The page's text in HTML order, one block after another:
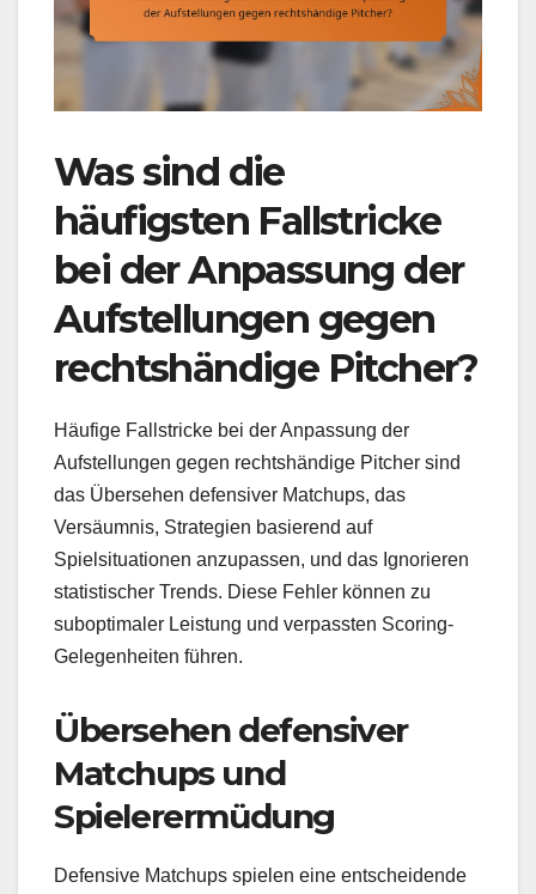
Was sind die
häufigsten Fallstricke
bei der Anpassung der
Aufstellungen gegen
rechtshändige Pitcher?
Häufige Fallstricke bei der Anpassung der
Aufstellungen gegen rechtshändige Pitcher sind
das Übersehen defensiver Matchups, das
Versäumnis, Strategien basierend auf
Spielsituationen anzupassen, und das Ignorieren
statistischer Trends. Diese Fehler können zu
suboptimaler Leistung und verpassten Scoring-
Gelegenheiten führen.
Übersehen defensiver
Matchups und
Spielerermüdung
Defensive Matchups spielen eine entscheidende